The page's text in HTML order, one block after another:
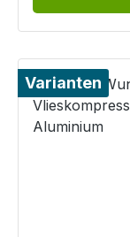
Varianten